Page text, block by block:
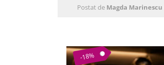
Postat de Magda Marinescu
-18%